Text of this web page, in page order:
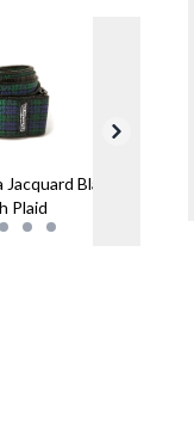
Black
Plaid